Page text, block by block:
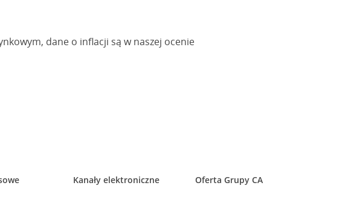
dane o inflacji są w naszej ocenie
Kanały elektroniczne Oferta Grupy CA